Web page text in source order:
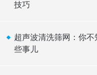
技巧
超声波清洗筛网：你不
些事儿